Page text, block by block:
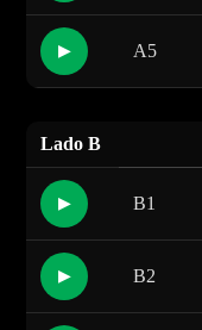
▶ A5
Lado B
▶ B1
▶ B2